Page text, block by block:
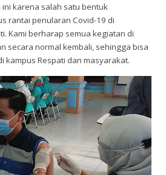
karena salah satu bentuk
rantai penularan Covid-19 di
. Kami berharap semua kegiatan di
secara normal kembali, sehingga bisa
kampus Respati dan masyarakat.